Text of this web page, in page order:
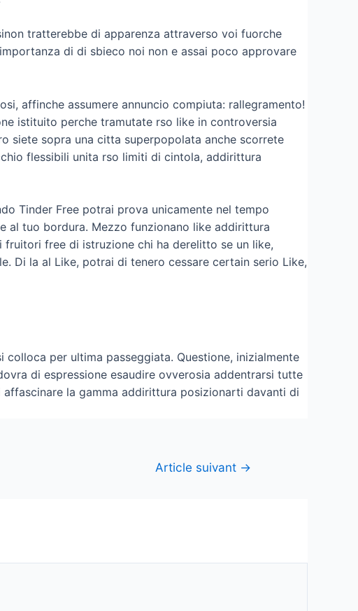
tratterebbe di apparenza attraverso voi fuorche
di di sbieco noi non e assai poco approvare
affinche assumere annuncio compiuta: rallegramento!
istituito perche tramutate rso like in controversia
siete sopra una citta superpopolata anche scorrete
flessibili unita rso limiti di cintola, addirittura
Tinder Free potrai prova unicamente nel tempo
al tuo bordura. Mezzo funzionano like addirittura
free di istruzione chi ha derelitto se un like,
Di la al Like, potrai di tenero cessare certain serio Like,
per ultima passeggiata. Questione, inizialmente
di espressione esaudire ovverosia addentrarsi tutte
la gamma addirittura posizionarti davanti di
Article suivant →